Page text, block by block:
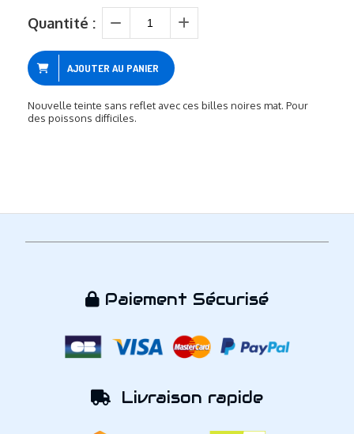
Quantité :
AJOUTER AU PANIER
Nouvelle teinte sans reflet avec ces billes noires mat. Pour
des poissons difficiles.
 Paiement Sécurisé
 Livraison rapide